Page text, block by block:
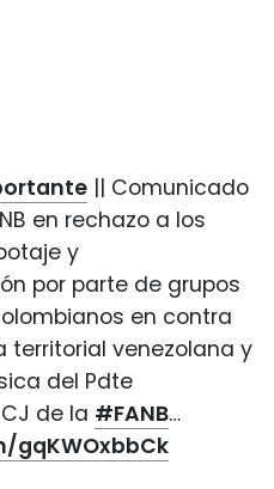
|| Comunicado
en rechazo a los
y
por parte de grupos
en contra
territorial venezolana y
del Pdte
de la #FANB…
gqKWOxbbCk